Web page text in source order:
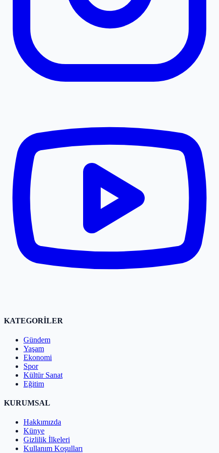
KATEGORİLER
Gündem
Yaşam
Ekonomi
Spor
Kültür Sanat
Eğitim
KURUMSAL
Hakkımızda
Künye
Gizlilik İlkeleri
Kullanım Koşulları